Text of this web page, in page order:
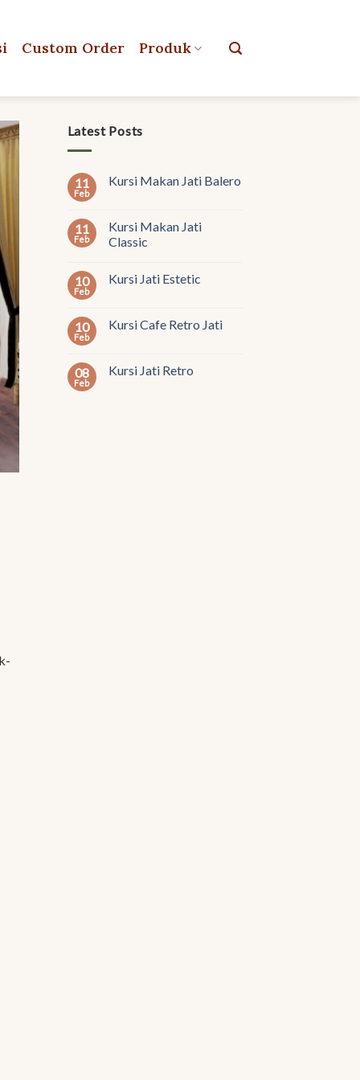
Custom Order Produk
Latest Posts
11
Feb
Kursi Makan Jati Balero
11
Feb
Kursi Makan Jati
Classic
10
Feb
Kursi Jati Estetic
10
Feb
Kursi Cafe Retro Jati
08
Feb
Kursi Jati Retro